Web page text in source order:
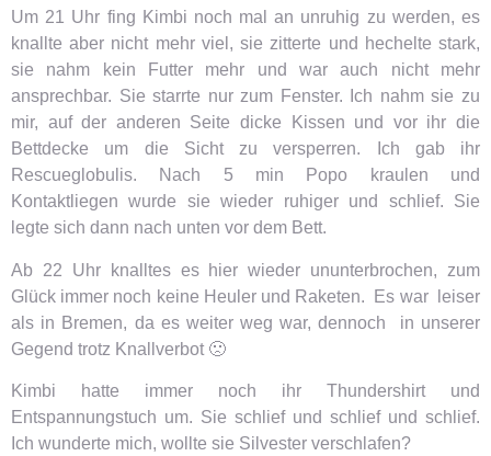
Um 21 Uhr fing Kimbi noch mal an unruhig zu werden, es
knallte aber nicht mehr viel, sie zitterte und hechelte stark,
sie nahm kein Futter mehr und war auch nicht mehr
ansprechbar. Sie starrte nur zum Fenster. Ich nahm sie zu
mir, auf der anderen Seite dicke Kissen und vor ihr die
Bettdecke um die Sicht zu versperren. Ich gab ihr
Rescueglobulis. Nach 5 min Popo kraulen und
Kontaktliegen wurde sie wieder ruhiger und schlief. Sie
legte sich dann nach unten vor dem Bett.
Ab 22 Uhr knalltes es hier wieder ununterbrochen, zum
Glück immer noch keine Heuler und Raketen. Es war leiser
als in Bremen, da es weiter weg war, dennoch in unserer
Gegend trotz Knallverbot 🙁
Kimbi hatte immer noch ihr Thundershirt und
Entspannungstuch um. Sie schlief und schlief und schlief.
Ich wunderte mich, wollte sie Silvester verschlafen?